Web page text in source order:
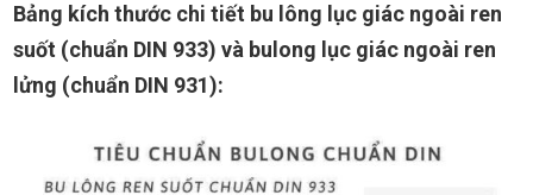
Bảng kích thước chi tiết bu lông lục giác ngoài ren
suốt (chuẩn DIN 933) và bulong lục giác ngoài ren
lửng (chuẩn DIN 931):